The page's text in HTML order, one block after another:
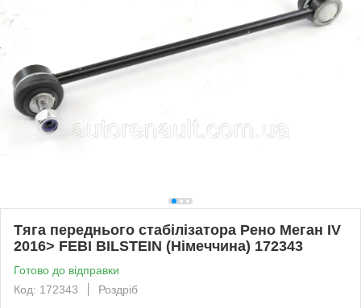
Тяга переднього стабілізатора Рено Меган IV
2016> FEBI BILSTEIN (Німеччина) 172343
Готово до відправки
Код: 172343
Роздріб